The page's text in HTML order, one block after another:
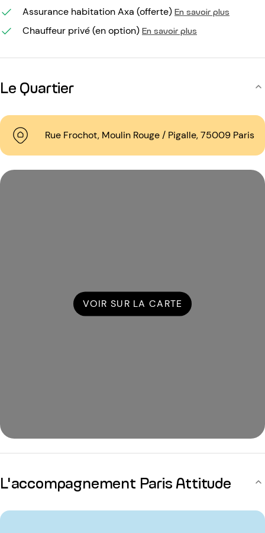
Assurance habitation Axa (offerte) En savoir plus
Chauffeur privé (en option) En savoir plus
Le Quartier
Rue Frochot, Moulin Rouge / Pigalle, 75009 Paris
VOIR SUR LA CARTE
L'accompagnement Paris Attitude